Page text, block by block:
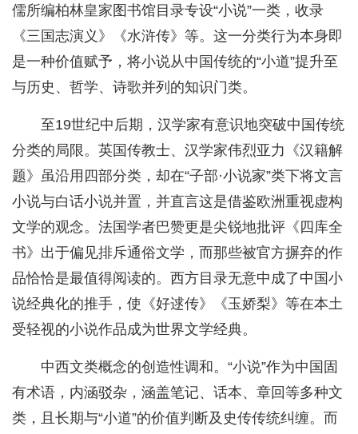
儒所编柏林皇家图书馆目录专设“小说”一类，收录
《三国志演义》《水浒传》等。这一分类行为本身即
是一种价值赋予，将小说从中国传统的“小道”提升至
与历史、哲学、诗歌并列的知识门类。
至19世纪中后期，汉学家有意识地突破中国传统
分类的局限。英国传教士、汉学家伟烈亚力《汉籍解
题》虽沿用四部分类，却在“子部·小说家”类下将文言
小说与白话小说并置，并直言这是借鉴欧洲重视虚构
文学的观念。法国学者巴赞更是尖锐地批评《四库全
书》出于偏见排斥通俗文学，而那些被官方摒弃的作
品恰恰是最值得阅读的。西方目录无意中成了中国小
说经典化的推手，使《好逑传》《玉娇梨》等在本土
受轻视的小说作品成为世界文学经典。
中西文类概念的创造性调和。“小说”作为中国固
有术语，内涵驳杂，涵盖笔记、话本、章回等多种文
类，且长期与“小道”的价值判断及史传传统纠缠。而